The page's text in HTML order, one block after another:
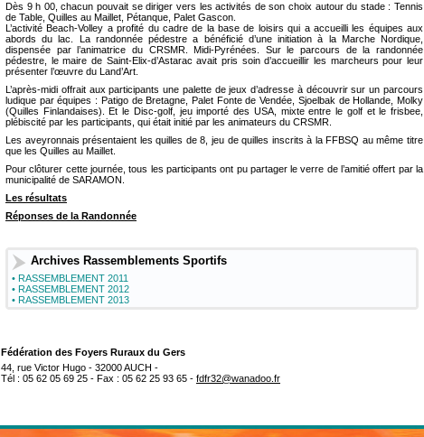
Dès 9 h 00, chacun pouvait se diriger vers les activités de son choix autour du stade : Tennis
de Table, Quilles au Maillet, Pétanque, Palet Gascon.
L’activité Beach-Volley a profité du cadre de la base de loisirs qui a accueilli les équipes aux
abords du lac. La randonnée pédestre a bénéficié d’une initiation à la Marche Nordique,
dispensée par l’animatrice du CRSMR. Midi-Pyrénées. Sur le parcours de la randonnée
pédestre, le maire de Saint-Elix-d’Astarac avait pris soin d’accueillir les marcheurs pour leur
présenter l’œuvre du Land’Art.
L’après-midi offrait aux participants une palette de jeux d’adresse à découvrir sur un parcours
ludique par équipes : Patigo de Bretagne, Palet Fonte de Vendée, Sjoelbak de Hollande, Molky
(Quilles Finlandaises). Et le Disc-golf, jeu importé des USA, mixte entre le golf et le frisbee,
plébiscité par les participants, qui était initié par les animateurs du CRSMR.
Les aveyronnais présentaient les quilles de 8, jeu de quilles inscrits à la FFBSQ au même titre
que les Quilles au Maillet.
Pour clôturer cette journée, tous les participants ont pu partager le verre de l’amitié offert par la
municipalité de SARAMON.
Les résultats
Réponses de la Randonnée
Archives Rassemblements Sportifs
• RASSEMBLEMENT 2011
• RASSEMBLEMENT 2012
• RASSEMBLEMENT 2013
Fédération des Foyers Ruraux du Gers
44, rue Victor Hugo - 32000 AUCH -
Tél : 05 62 05 69 25 - Fax : 05 62 25 93 65 - fdfr32@wanadoo.fr